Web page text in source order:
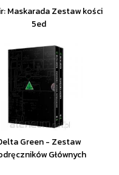
Maskarada Zestaw kości
5ed
Green - Zestaw
Głównych